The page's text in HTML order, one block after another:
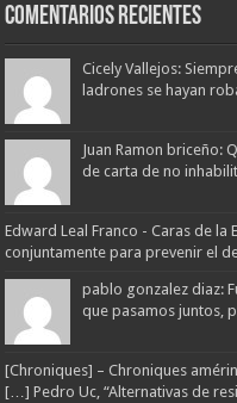
Comentarios Recientes
Cicely Vallejos:
ladrones se hayan
Juan Ramon briceño:
de carta de no
Edward Leal Franco - Caras de
conjuntamente para prevenir el
pablo gonzalez diaz:
que pasamos juntos,
[Chroniques] – Chroniques
[…] Pedro Uc, “Alternativas de